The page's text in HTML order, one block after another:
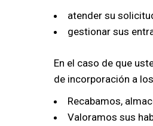
atender su
gestionar sus
En el caso de que
de incorporación a
Recabamos,
Valoramos sus